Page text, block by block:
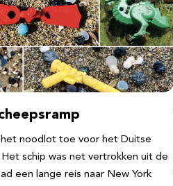
noodlot toe voor het Duitse
schip was net vertrokken uit de
een lange reis naar New York